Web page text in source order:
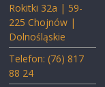
Rokitki 32a | 59-
225 Chojnów |
Dolnośląskie
Telefon: (76) 817
88 24